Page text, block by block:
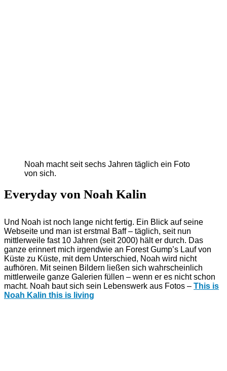
Noah macht seit sechs Jahren täglich ein Foto
von sich.
Everyday von Noah Kalin
Und Noah ist noch lange nicht fertig. Ein Blick auf seine
Webseite und man ist erstmal Baff – täglich, seit nun
mittlerweile fast 10 Jahren (seit 2000) hält er durch. Das
ganze erinnert mich irgendwie an Forest Gump’s Lauf von
Küste zu Küste, mit dem Unterschied, Noah wird nicht
aufhören. Mit seinen Bildern ließen sich wahrscheinlich
mittlerweile ganze Galerien füllen – wenn er es nicht schon
macht. Noah baut sich sein Lebenswerk aus Fotos – This is
Noah Kalin this is living